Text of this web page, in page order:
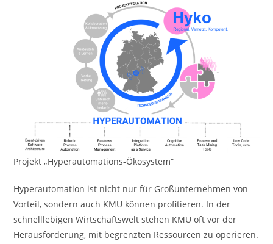
Projekt „Hyperautomations-Ökosystem“
Hyperautomation ist nicht nur für Großunternehmen von
Vorteil, sondern auch KMU können profitieren. In der
schnelllebigen Wirtschaftswelt stehen KMU oft vor der
Herausforderung, mit begrenzten Ressourcen zu operieren.